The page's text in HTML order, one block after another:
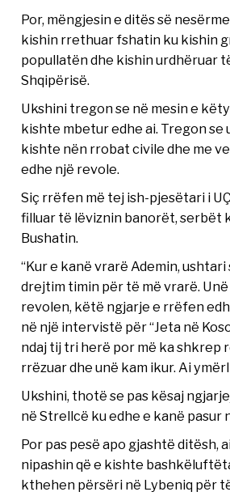
Por, mëngjesin e ditës së
kishin rrethuar fshatin ku kishin
popullatën dhe kishin urdhëruar
Shqipërisë.
Ukshini tregon se në mesin e
kishte mbetur edhe ai. Tregon se
kishte nën rrobat civile dhe me
edhe një revole.
Siç rrëfen më tej ish-pjesëtari i
filluar të lëviznin banorët, serbët
Bushatin.
“Kur e kanë vrarë Ademin,
drejtim timin për të më vrarë.
revolen, këtë ngjarje e rrëfen
në një intervistë për “Jeta në
ndaj tij tri herë por më ka shkrep
rrëzuar dhe unë kam ikur. Ai
Ukshini, thotë se pas kësaj
në Strellcë ku edhe e kanë pasur
Por pas pesë apo gjashtë ditësh,
nipashin që e kishte
kthehen përsëri në Lybeniq për